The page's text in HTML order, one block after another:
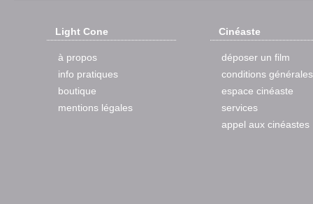
Light Cone
à propos
info pratiques
boutique
mentions légales
Cinéaste
déposer un film
conditions générales
espace cinéaste
services
appel aux cinéastes